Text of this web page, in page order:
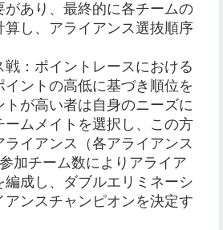
があり、最終的に各チームの
算し、アライアンス選抜順序
戦：ポイントレースにおける
ントの高低に基づき順位を
トが高い者は自身のニーズに
ームメイトを選択し、この方
イアンス（各アライアンス
加チーム数によりアライア
編成し、ダブルエリミネーシ
アンスチャンピオンを決定す